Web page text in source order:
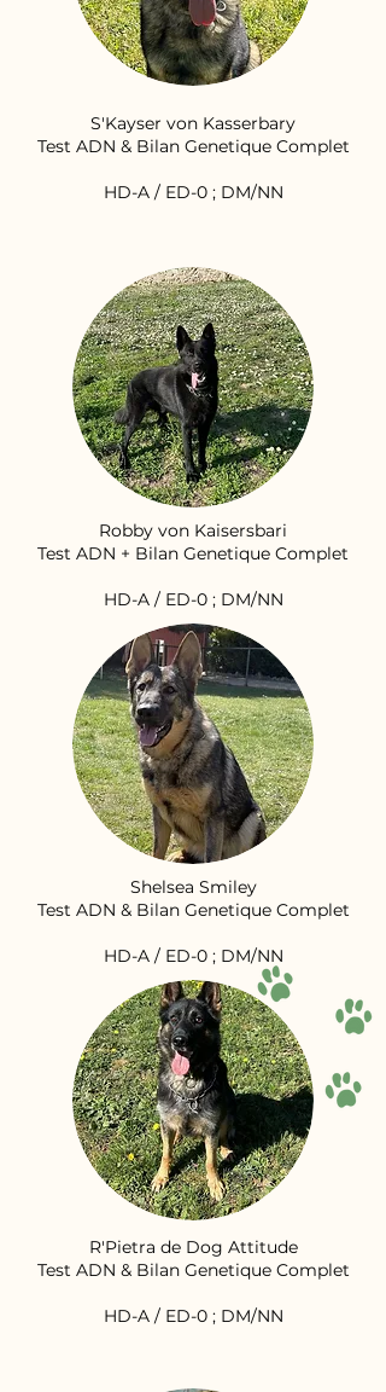
S'Kayser von Kasserbary
Test ADN & Bilan Genetique Complet
HD-A / ED-0 ; DM/NN
Robby von Kaisersbari
Test ADN + Bilan Genetique Complet
HD-A / ED-0 ; DM/NN
Shelsea Smiley
Test ADN & Bilan Genetique Complet
HD-A / ED-0 ; DM/NN
R'Pietra de Dog Attitude
Test ADN & Bilan Genetique Complet
HD-A / ED-0 ; DM/NN